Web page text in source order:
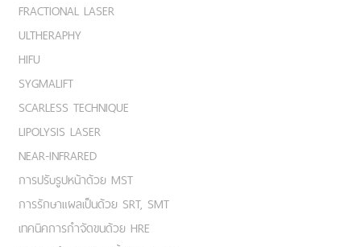
FRACTIONAL LASER
ULTHERAPHY
HIFU
SYGMALIFT
SCARLESS TECHNIQUE
LIPOLYSIS LASER
NEAR-INFRARED
การปรับรูปหน้าด้วย MST
การรักษาแผลเป็นด้วย SRT, SMT
เทคนิคการกำจัดขนด้วย HRE